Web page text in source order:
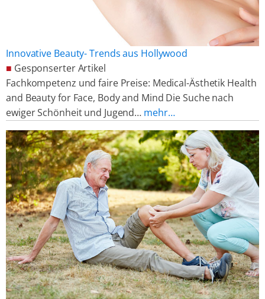
Innovative Beauty- Trends aus Hollywood
■ Gesponserter Artikel
Fachkompetenz und faire Preise: Medical-Ästhetik Health
and Beauty for Face, Body and Mind Die Suche nach
ewiger Schönheit und Jugend… mehr…